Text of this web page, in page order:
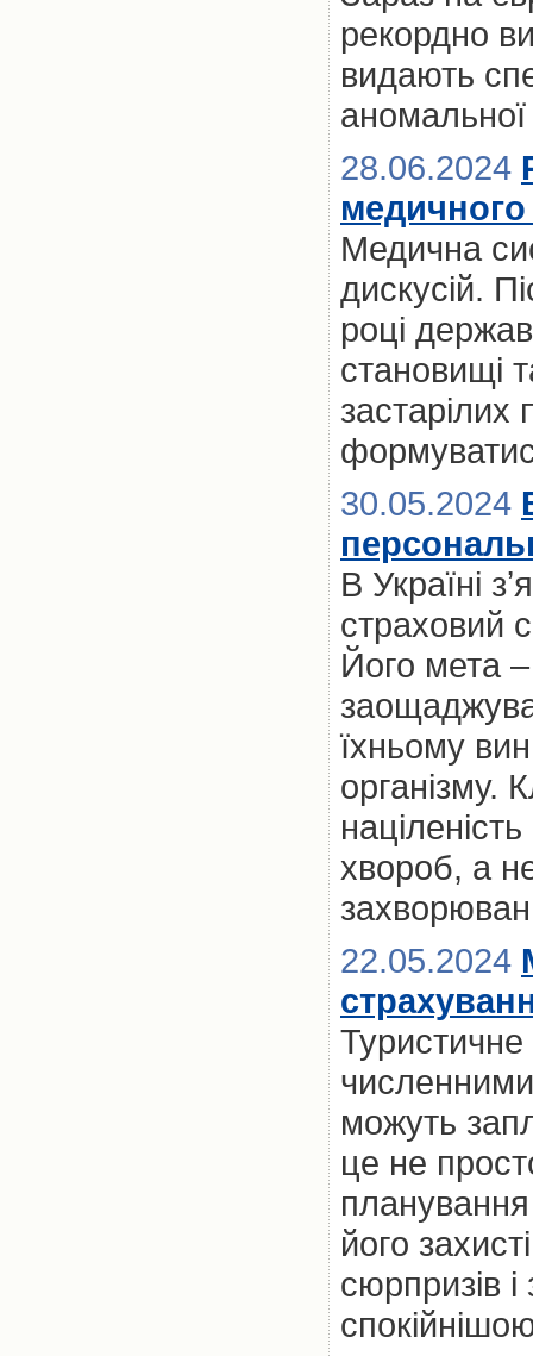
рекордно
видають
28.06.2024
медичного
Медична
дискусій.
році
становищі
застарілих
30.05.2024
В Україні
страховий
Його мета
їхньому
організму.
хвороб, а
22.05.2024
можуть
це не
його
сюрпризів